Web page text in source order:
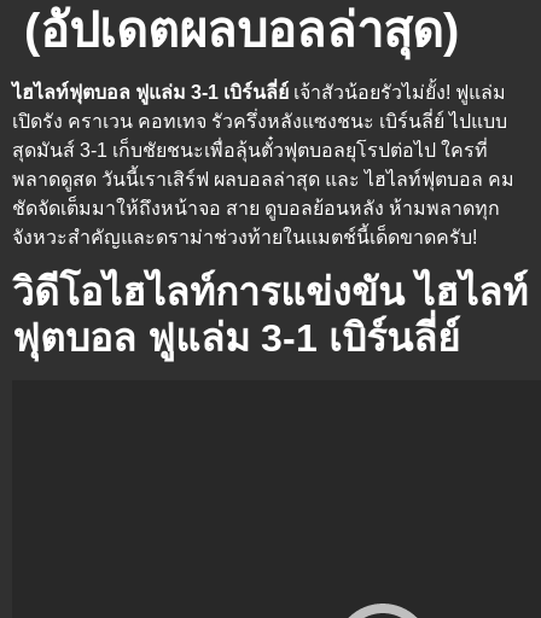
(อัปเดตผลบอลล่าสุด)
ไฮไลท์ฟุตบอล ฟูแล่ม 3-1 เบิร์นลี่ย์ เจ้าสัวน้อยรัวไม่ยั้ง! ฟูแล่ม
เปิดรัง คราเวน คอทเทจ รัวครึ่งหลังแซงชนะ เบิร์นลี่ย์ ไปแบบ
สุดมันส์ 3-1 เก็บชัยชนะเพื่อลุ้นตั๋วฟุตบอลยุโรปต่อไป ใครที่
พลาดดูสด วันนี้เราเสิร์ฟ ผลบอลล่าสุด และไฮไลท์ฟุตบอล คม
ชัดจัดเต็มมาให้ถึงหน้าจอ สาย ดูบอลย้อนหลัง ห้ามพลาดทุก
จังหวะสำคัญและดราม่าช่วงท้ายในแมตช์นี้เด็ดขาดครับ!
วิดีโอไฮไลท์การแข่งขัน ไฮไลท์
ฟุตบอล ฟูแล่ม 3-1 เบิร์นลี่ย์